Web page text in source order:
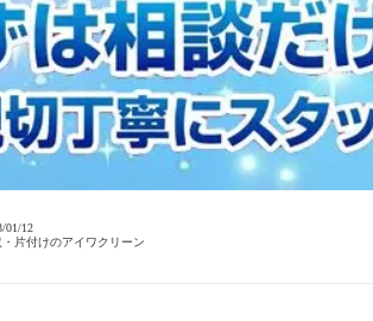
01/12
・片付けのアイワクリーン
07/24
新聞 岐阜版「空き家対策SOS」コーナーに掲載いただきまし…
01/12
・片付けのアイワクリーン